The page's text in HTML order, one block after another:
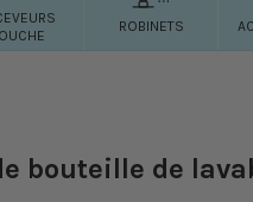
ROBINETS
bouteille de